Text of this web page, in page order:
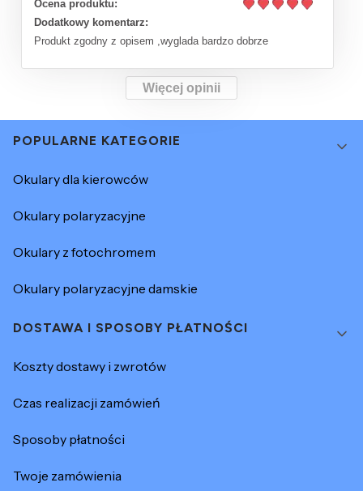
Ocena produktu:
Dodatkowy komentarz:
Produkt zgodny z opisem ,wyglada bardzo dobrze
Więcej opinii
Linki w stopce
POPULARNE KATEGORIE
Okulary dla kierowców
Okulary polaryzacyjne
Okulary z fotochromem
Okulary polaryzacyjne damskie
DOSTAWA I SPOSOBY PŁATNOŚCI
Koszty dostawy i zwrotów
Czas realizacji zamówień
Sposoby płatności
Twoje zamówienia